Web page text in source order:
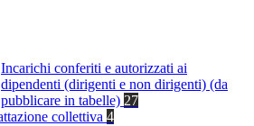
Incarichi conferiti e autorizzati ai
dipendenti (dirigenti e non dirigenti) (da
pubblicare in tabelle) 27
collettiva 4